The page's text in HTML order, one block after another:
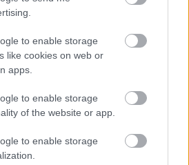
to enable storage
like cookies on web or
apps.
to enable storage
of the website or app.
to enable storage
ROSSZFIÚK – A NYÁR